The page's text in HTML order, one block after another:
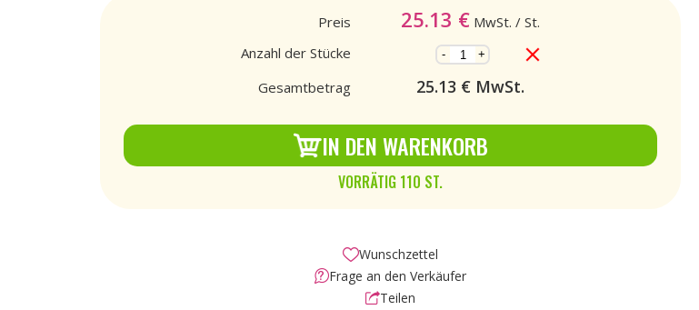
Preis 25.13 € MwSt. / St.
Anzahl der Stücke
- +
Gesamtbetrag 25.13 € MwSt.
IN DEN WARENKORB
VORRÄTIG 110 ST.
Wunschzettel
Frage an den Verkäufer
Teilen